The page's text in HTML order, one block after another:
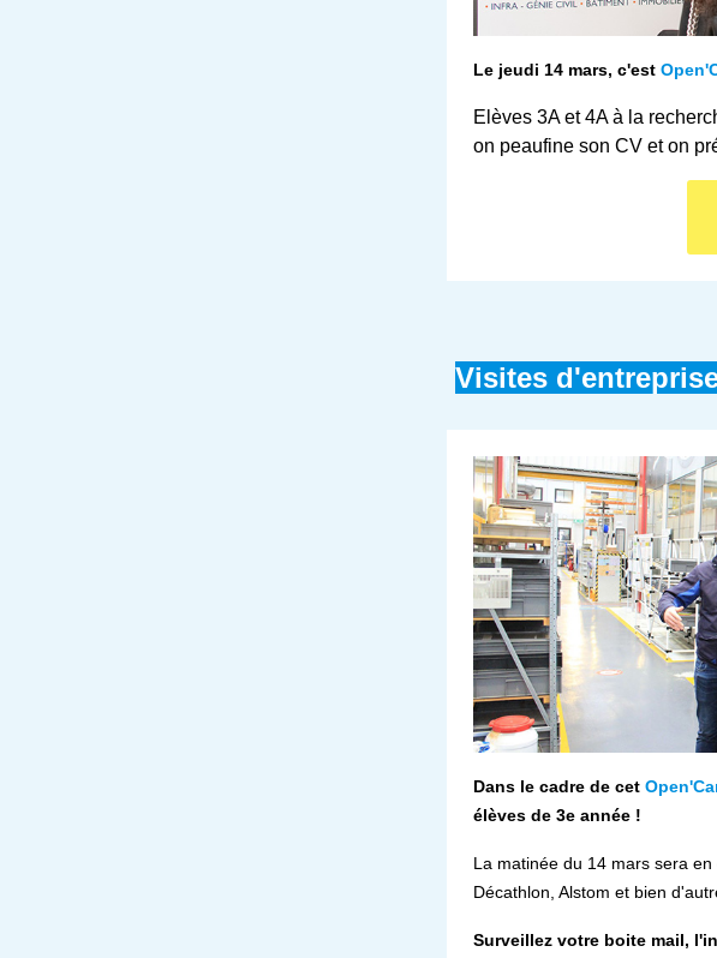
Le jeudi 14 mars, c'est
Elèves 3A et 4A à la
on peaufine son CV et on
Visites
Dans le cadre de cet
élèves de 3e année !
La matinée du 14 mars sera
Décathlon, Alstom et bien
Surveillez votre boite mail,